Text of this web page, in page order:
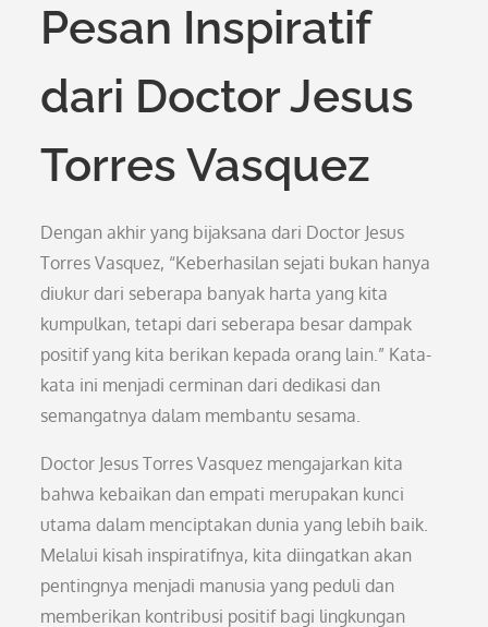
Pesan Inspiratif
dari Doctor Jesus
Torres Vasquez
Dengan akhir yang bijaksana dari Doctor Jesus
Torres Vasquez, “Keberhasilan sejati bukan hanya
diukur dari seberapa banyak harta yang kita
kumpulkan, tetapi dari seberapa besar dampak
positif yang kita berikan kepada orang lain.” Kata-
kata ini menjadi cerminan dari dedikasi dan
semangatnya dalam membantu sesama.
Doctor Jesus Torres Vasquez mengajarkan kita
bahwa kebaikan dan empati merupakan kunci
utama dalam menciptakan dunia yang lebih baik.
Melalui kisah inspiratifnya, kita diingatkan akan
pentingnya menjadi manusia yang peduli dan
memberikan kontribusi positif bagi lingkungan